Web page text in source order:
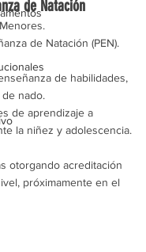
de Natación
de Natación (PEN).
de habilidades,
nado.
de aprendizaje a
la niñez y adolescencia.
otorgando acreditación
próximamente en el